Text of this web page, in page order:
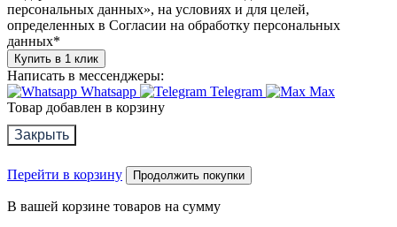
персональных данных», на условиях и для целей,
определенных в Согласии на обработку персональных
данных*
Купить в 1 клик
Написать в мессенджеры:
Whatsapp
Telegram
Max
Товар добавлен в корзину
Закрыть
Перейти в корзину Продолжить покупки
В вашей корзине товаров на сумму